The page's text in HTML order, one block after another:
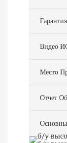
Видео
Место
Отчет